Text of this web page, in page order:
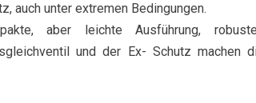
auch unter extremen Bedingungen.
aber leichte Ausführung,
und der Ex- Schutz machen